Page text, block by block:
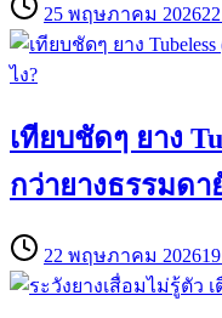
25 พฤษภาคม 2026
เทียบชัดๆ ยาง
กว่ายางธรรมดา
22 พฤษภาคม 2026